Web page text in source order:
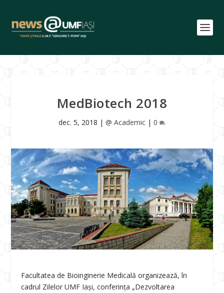
MedBiotech 2018
dec. 5, 2018 | @ Academic | 0
Facultatea de Bioinginerie Medicală organizează, în
cadrul Zilelor UMF Iași, conferinţa „Dezvoltarea